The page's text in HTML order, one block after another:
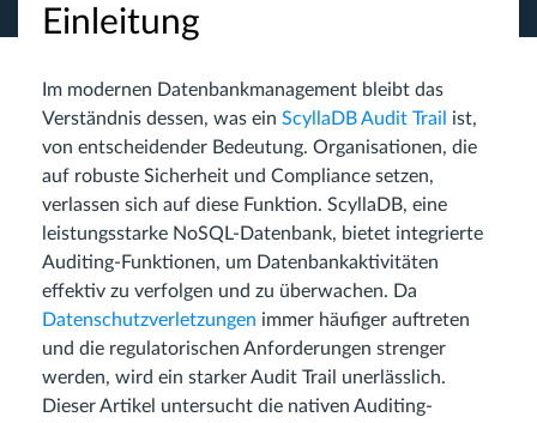
Einleitung
Im modernen Datenbankmanagement bleibt das
Verständnis dessen, was ein ScyllaDB Audit Trail
ist,
von entscheidender Bedeutung. Organisationen, die
auf robuste Sicherheit und Compliance setzen,
verlassen sich auf diese Funktion. ScyllaDB, eine
leistungsstarke NoSQL-Datenbank, bietet integrierte
Auditing-Funktionen, um Datenbankaktivitäten
effektiv zu verfolgen und zu überwachen. Da
Datenschutzverletzungen immer häufiger auftreten
und die regulatorischen Anforderungen strenger
werden, wird ein starker Audit Trail unerlässlich.
Dieser Artikel untersucht die nativen Auditing-